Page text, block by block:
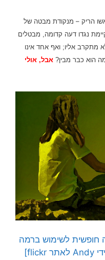
הריק – מנקודת מבטה של
נגדו דעה קדומה, מבטלים
מתקרב אליו; ואף אחד אינו
הוא כבר מבין? אבל, אולי
חופשית לשימוש ברמה